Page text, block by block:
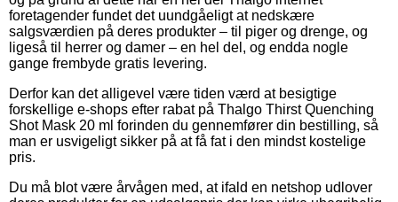
foretagender fundet det uundgåeligt at nedskære
salgsværdien på deres produkter – til piger og drenge, og
ligeså til herrer og damer – en hel del, og endda nogle
gange frembyde gratis levering.
Derfor kan det alligevel være tiden værd at besigtige
forskellige e-shops efter rabat på Thalgo Thirst Quenching
Shot Mask 20 ml forinden du gennemfører din bestilling, så
man er usvigeligt sikker på at få fat i den mindst kostelige
pris.
Du må blot være årvågen med, at ifald en netshop udlover